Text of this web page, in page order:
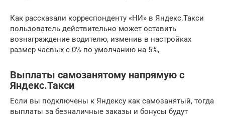
Как рассказали корреспонденту «НИ» в Яндекс.Такси
пользователь действительно может оставить
вознаграждение водителю, изменив в настройках
размер чаевых с 0% по умолчанию на 5%,
Выплаты самозанятому напрямую с
Яндекс.Такси
Если вы подключены к Яндексу как самозанятый, тогда
выплаты за безналичные заказы и бонусы будут